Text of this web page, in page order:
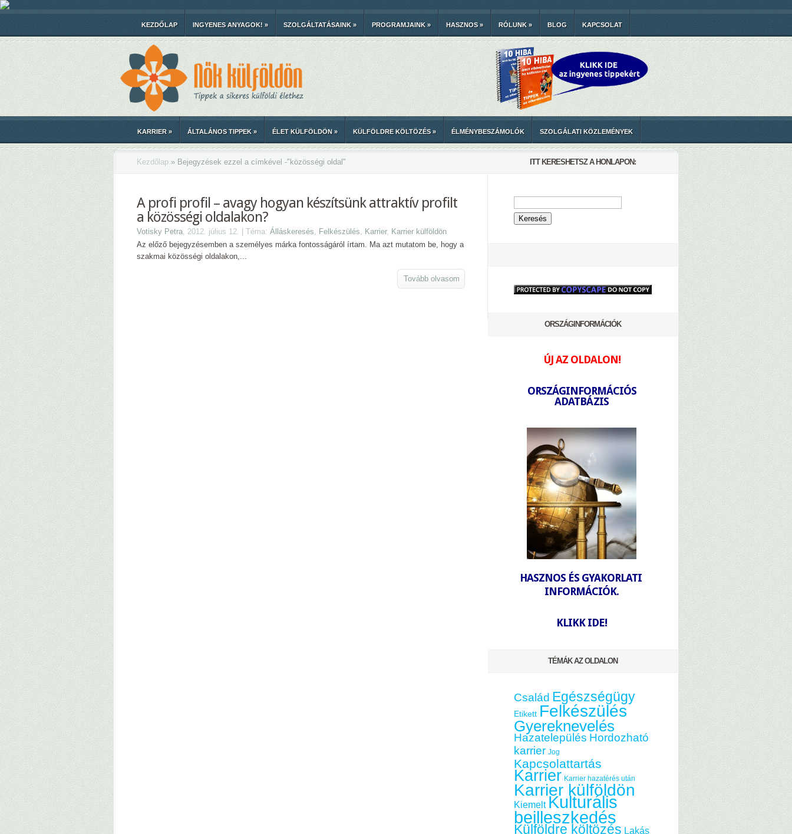
KEZDŐLAP INGYENES ANYAGOK! » SZOLGÁLTATÁSAINK » PROGRAMJAINK » HASZNOS» RÓLUNK » BLOG KAPCSOLAT
KARRIER» ÁLTALÁNOS TIPPEK » ÉLET KÜLFÖLDÖN » KÜLFÖLDRE KÖLTÖZÉS» ÉLMÉNYBESZÁMOLÓK SZOLGÁLATI KÖZLEMÉNYEK
Kezdőlap » Bejegyzések ezzel a címkével -" közösségi oldal"
A profi profil – avagy hogyan készítsünk attraktív profilt
a közösségi oldalakon?
Votisky Petra, 2012. július 12. | Téma: Álláskeresés, Felkészülés, Karrier, Karrier külföldön
Az előző bejegyzésemben a személyes márka fontosságáról írtam. Ma azt mutatom be, hogy a
szakmai közösségi oldalakon,...
Tovább olvasom
ITT KERESHETSZ A HONLAPON:
ORSZÁGINFORMÁCIÓK
ÚJ AZ OLDALON!
ORSZÁGINFORMÁCIÓS
ADATBÁZIS
HASZNOS ÉS GYAKORLATI
INFORMÁCIÓK.
KLIKK IDE!
TÉMÁK AZ OLDALON
Család Egészségügy
Etikett Felkészülés
Gyereknevelés
Hazatelepülés Hordozható
karrier Jog
Kapcsolattartás
Karrier Karrier hazatérés után
Karrier külföldön
Kiemelt Kulturális
beilleszkedés
Külföldre költözés Lakás